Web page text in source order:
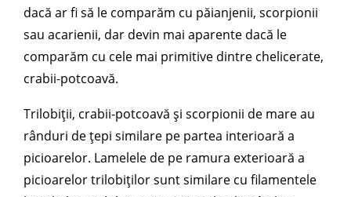
dacă ar fi să le comparăm cu păianjenii, scorpionii
sau acarienii, dar devin mai aparente dacă le
comparăm cu cele mai primitive dintre chelicerate,
crabii-potcoavă.
Trilobiții, crabii-potcoavă și scorpionii de mare au
rânduri de țepi similare pe partea interioară a
picioarelor. Lamelele de pe ramura exterioară a
picioarelor trilobiților sunt similare cu filamentele